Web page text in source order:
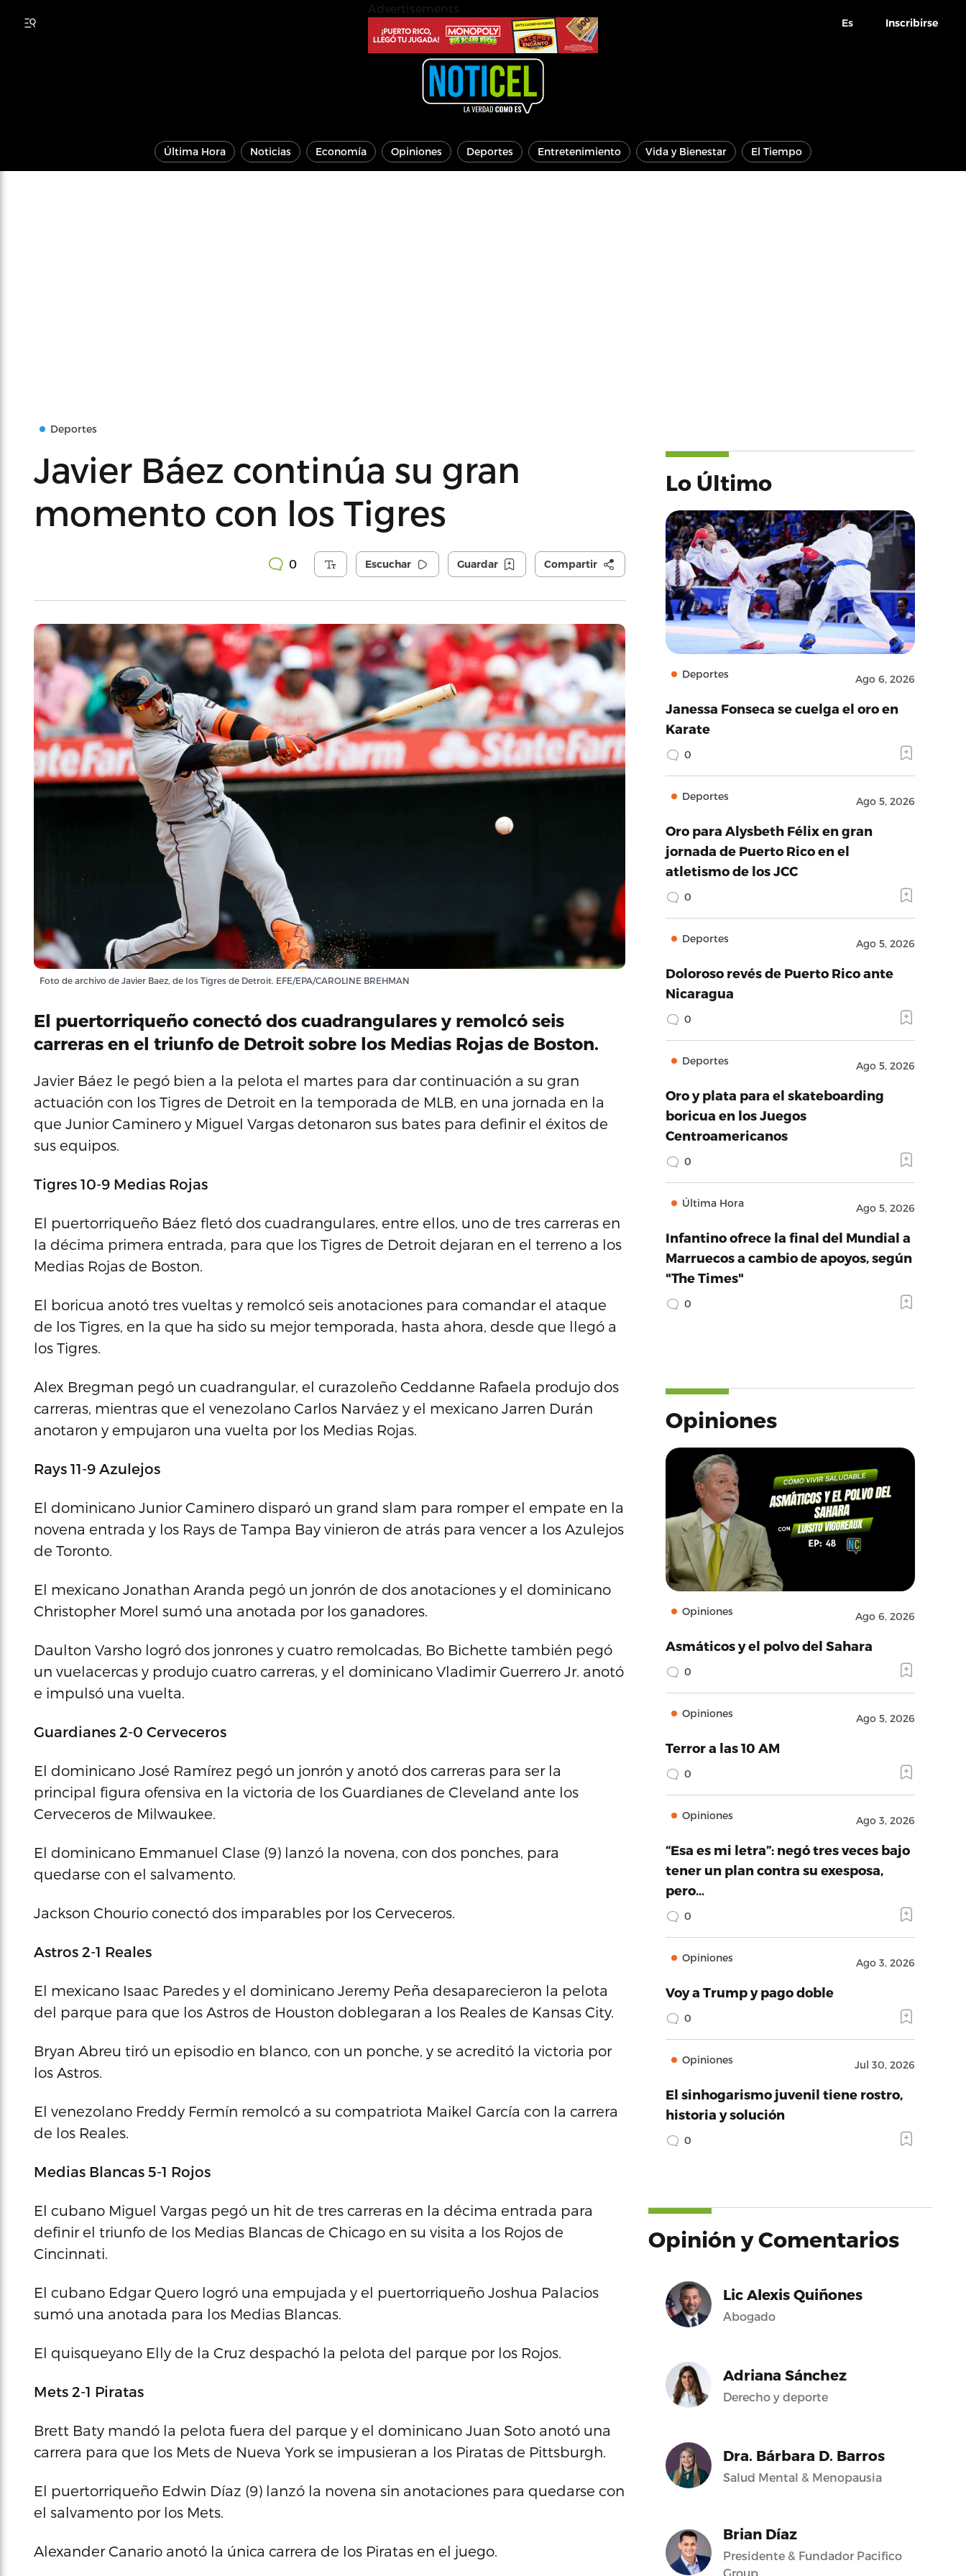
Es Inscribirse
Última Hora Noticias Economía Opiniones Deportes Entretenimiento Vida y Bienestar El Tiempo
Deportes
Javier Báez continúa su gran
momento con los Tigres
0 Escuchar Guardar Compartir
Foto de archivo de Javier Baez, de los Tigres de Detroit. EFE/EPA/CAROLINE BREHMAN
El puertorriqueño conectó dos cuadrangulares y remolcó seis
carreras en el triunfo de Detroit sobre los Medias Rojas de Boston.
Javier Báez le pegó bien a la pelota el martes para dar continuación a su gran
actuación con los Tigres de Detroit en la temporada de MLB, en una jornada en la
que Junior Caminero y Miguel Vargas detonaron sus bates para definir el éxitos de
sus equipos.
Tigres 10-9 Medias Rojas
El puertorriqueño Báez fletó dos cuadrangulares, entre ellos, uno de tres carreras en
la décima primera entrada, para que los Tigres de Detroit dejaran en el terreno a los
Medias Rojas de Boston.
El boricua anotó tres vueltas y remolcó seis anotaciones para comandar el ataque
de los Tigres, en la que ha sido su mejor temporada, hasta ahora, desde que llegó a
los Tigres.
Alex Bregman pegó un cuadrangular, el curazoleño Ceddanne Rafaela produjo dos
carreras, mientras que el venezolano Carlos Narváez y el mexicano Jarren Durán
anotaron y empujaron una vuelta por los Medias Rojas.
Rays 11-9 Azulejos
El dominicano Junior Caminero disparó un grand slam para romper el empate en la
novena entrada y los Rays de Tampa Bay vinieron de atrás para vencer a los Azulejos
de Toronto.
El mexicano Jonathan Aranda pegó un jonrón de dos anotaciones y el dominicano
Christopher Morel sumó una anotada por los ganadores.
Daulton Varsho logró dos jonrones y cuatro remolcadas, Bo Bichette también pegó
un vuelacercas y produjo cuatro carreras, y el dominicano Vladimir Guerrero Jr. anotó
e impulsó una vuelta.
Guardianes 2-0 Cerveceros
El dominicano José Ramírez pegó un jonrón y anotó dos carreras para ser la
principal figura ofensiva en la victoria de los Guardianes de Cleveland ante los
Cerveceros de Milwaukee.
El dominicano Emmanuel Clase (9) lanzó la novena, con dos ponches, para
quedarse con el salvamento.
Jackson Chourio conectó dos imparables por los Cerveceros.
Astros 2-1 Reales
El mexicano Isaac Paredes y el dominicano Jeremy Peña desaparecieron la pelota
del parque para que los Astros de Houston doblegaran a los Reales de Kansas City.
Bryan Abreu tiró un episodio en blanco, con un ponche, y se acreditó la victoria por
los Astros.
El venezolano Freddy Fermín remolcó a su compatriota Maikel García con la carrera
de los Reales.
Medias Blancas 5-1 Rojos
El cubano Miguel Vargas pegó un hit de tres carreras en la décima entrada para
definir el triunfo de los Medias Blancas de Chicago en su visita a los Rojos de
Cincinnati.
El cubano Edgar Quero logró una empujada y el puertorriqueño Joshua Palacios
sumó una anotada para los Medias Blancas.
El quisqueyano Elly de la Cruz despachó la pelota del parque por los Rojos.
Mets 2-1 Piratas
Brett Baty mandó la pelota fuera del parque y el dominicano Juan Soto anotó una
carrera para que los Mets de Nueva York se impusieran a los Piratas de Pittsburgh.
El puertorriqueño Edwin Díaz (9) lanzó la novena sin anotaciones para quedarse con
el salvamento por los Mets.
Alexander Canario anotó la única carrera de los Piratas en el juego.
Lo Último
Deportes Ago 6, 2026
Janessa Fonseca se cuelga el oro en
Karate
0
Deportes Ago 5, 2026
Oro para Alysbeth Félix en gran
jornada de Puerto Rico en el
atletismo de los JCC
0
Deportes Ago 5, 2026
Doloroso revés de Puerto Rico ante
Nicaragua
0
Deportes Ago 5, 2026
Oro y plata para el skateboarding
boricua en los Juegos
Centroamericanos
0
Última Hora Ago 5, 2026
Infantino ofrece la final del Mundial a
Marruecos a cambio de apoyos, según
"The Times"
0
Opiniones
Opiniones Ago 6, 2026
Asmáticos y el polvo del Sahara
0
Opiniones Ago 5, 2026
Terror a las 10 AM
0
Opiniones Ago 3, 2026
“Esa es mi letra”: negó tres veces bajo
tener un plan contra su exesposa,
pero…
0
Opiniones Ago 3, 2026
Voy a Trump y pago doble
0
Opiniones Jul 30, 2026
El sinhogarismo juvenil tiene rostro,
historia y solución
0
Opinión y Comentarios
Lic Alexis Quiñones
Abogado
Adriana Sánchez
Derecho y deporte
Dra. Bárbara D. Barros
Salud Mental & Menopausia
Brian Díaz
Presidente & Fundador Pacifico
Group